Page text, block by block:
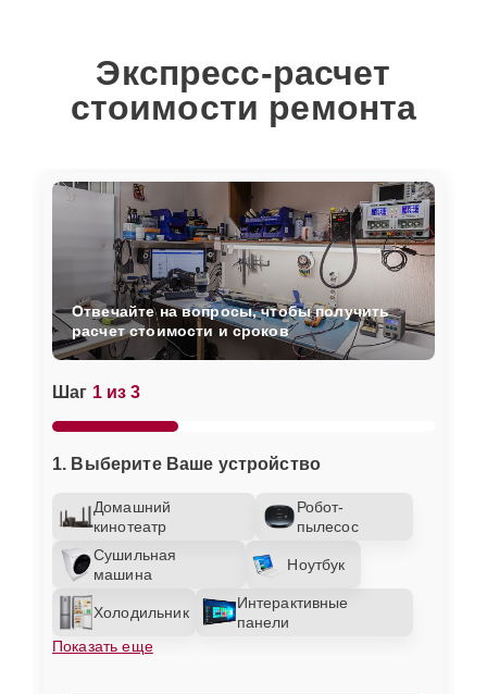
Экспресс-расчет
стоимости ремонта
Шаг 1 из 3
1. Выберите Ваше устройство
Домашний
кинотеатр
Робот-
пылесос
Сушильная
машина
Ноутбук
Холодильник
Интерактивные
панели
Показать еще
Отвечайте на вопросы, чтобы получить
расчет стоимости и сроков